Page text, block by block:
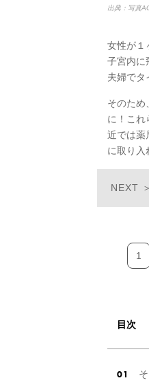
出典：写真
女性が１
子宮内に
夫婦でタ
そのため
に！これ
近では薬
に取り
1
目次